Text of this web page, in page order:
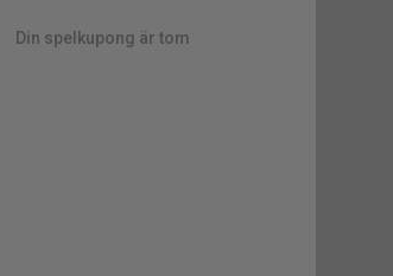
Din spelkupong är tom